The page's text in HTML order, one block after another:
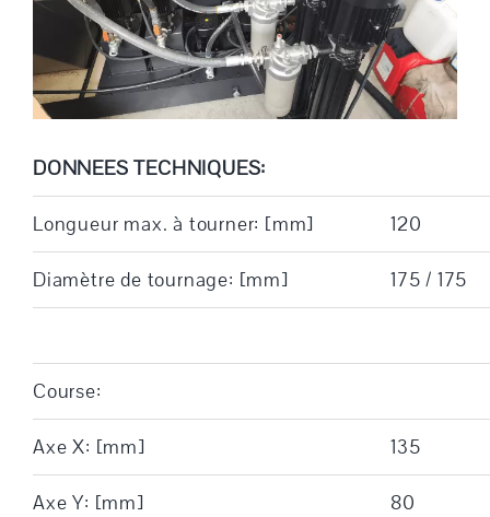
DONNEES TECHNIQUES:
Longueur max. à tourner: [mm] 120
Diamètre de tournage: [mm] 175 / 175
Course:
Axe X: [mm] 135
Axe Y: [mm] 80